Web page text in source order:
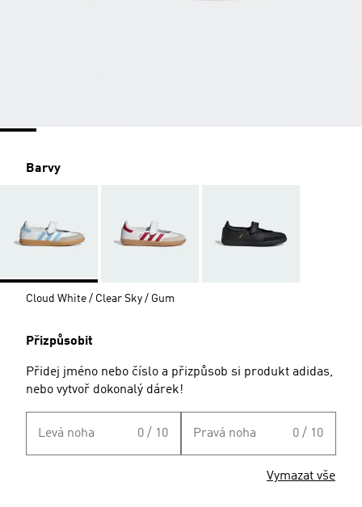
Barvy
Cloud White / Clear Sky / Gum
Přizpůsobit
Přidej jméno nebo číslo a přizpůsob si produkt adidas,
nebo vytvoř dokonalý dárek!
Levá noha 0 / 10 Pravá noha 0 / 10
Vymazat vše